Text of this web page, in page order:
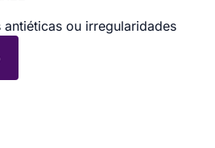
antiéticas ou irregularidades